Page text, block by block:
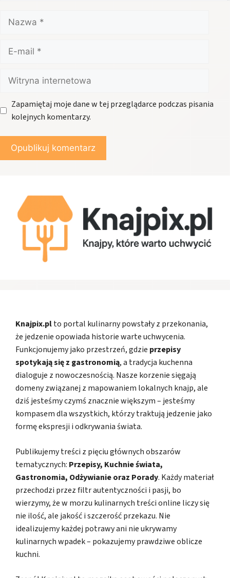
Nazwa
mail
Witryna
internetowa
Zapamiętaj moje dane w tej przeglądarce podczas pisania
kolejnych komentarzy.
Knajpix.plto portal kulinarny powstały z przekonania,
że jedzenie opowiada historie warte uchwycenia.
Funkcjonujemy jako przestrzeń, gdzie przepisy
spotykają się z gastronomią, a tradycja kuchenna
dialoguje z nowoczesnością. Nasze korzenie sięgają
domeny związanej z mapowaniem lokalnych knajp, ale
dziś jesteśmy czymś znacznie większym – jesteśmy
kompasem dla wszystkich, którzy traktują jedzenie jako
formę ekspresji i odkrywania świata.
Publikujemy treści z pięciu głównych obszarów
tematycznych: Przepisy, Kuchnie świata,
Gastronomia, Odżywianie oraz Porady. Każdy materiał
przechodzi przez filtr autentyczności i pasji, bo
wierzymy, że w morzu kulinarnych treści online liczy się
nie ilość, ale jakość i szczerość przekazu. Nie
idealizujemy każdej potrawy ani nie ukrywamy
kulinarnych wpadek – pokazujemy prawdziwe oblicze
kuchni.